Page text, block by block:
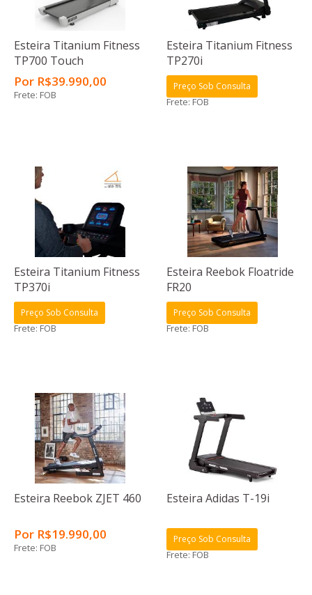
Esteira Titanium Fitness
TP700 Touch
Por R$39.990,00
Frete: FOB
Esteira Titanium Fitness
TP270i
Preço Sob Consulta
Frete: FOB
Esteira Titanium Fitness
TP370i
Preço Sob Consulta
Frete: FOB
Esteira Reebok Floatride
FR20
Preço Sob Consulta
Frete: FOB
Esteira Reebok ZJET 460
Por R$19.990,00
Frete: FOB
Esteira Adidas T-19i
Preço Sob Consulta
Frete: FOB